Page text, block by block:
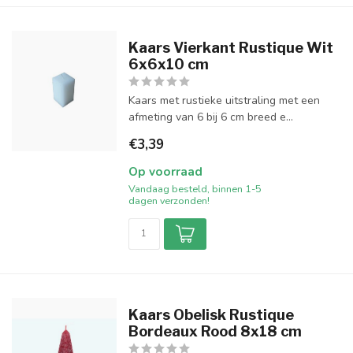
Kaars Vierkant Rustique Wit
6x6x10 cm
Kaars met rustieke uitstraling met een
afmeting van 6 bij 6 cm breed e...
€3,39
Op voorraad
Vandaag besteld, binnen 1-5
dagen verzonden!
Kaars Obelisk Rustique
Bordeaux Rood 8x18 cm